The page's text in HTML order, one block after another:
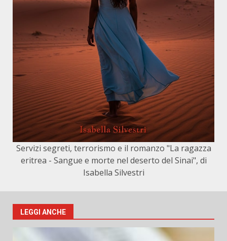
Servizi segreti, terrorismo e il romanzo "La ragazza
eritrea - Sangue e morte nel deserto del Sinai", di
Isabella Silvestri
LEGGI ANCHE